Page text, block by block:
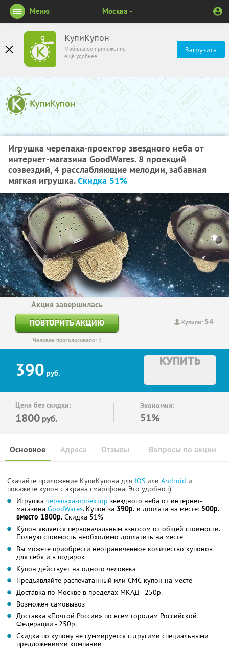
КупиКупон
Мобильное приложение
ещё удобнее
Загрузить
Меню Москва
Игрушка черепаха-проектор звездного неба от
интернет-магазина GoodWares. 8 проекций
созвездий, 4 расслабляющие мелодии, забавная
мягкая игрушка.Скидка 51%
Купили: 54
Акция завершилась
ПОВТОРИТЬ АКЦИЮ
Человек проголосовало: 1
390 руб.
КУПИТЬ
Цена без скидки:
1800 руб.
Экономия:
51%
Основное Отзывы Вопросы по акции
Адреса
Скачайте приложение КупиКупона для IOS или Android и
покажите купон с экрана смартфона. Это удобно :)
Игрушка черепаха-проектор звездного неба от интернет-
магазина GoodWares. Купон за 390р. и доплата на месте: 500р.
вместо 1800р. Скидка 51%
Купон является первоначальным взносом от общей стоимости.
Полную стоимость необходимо доплатить на месте
Вы можете приобрести неограниченное количество купонов
для себя и в подарок
Купон действует на одного человека
Предъявляйте распечатанный или СМС-купон на месте
Доставка по Москве в пределах МКАД - 250р.
Возможен самовывоз
Доставка «Почтой России» по всем городам Российской
Федерации - 250р.
Скидка по купону не суммируется с другими специальными
предложениями компании